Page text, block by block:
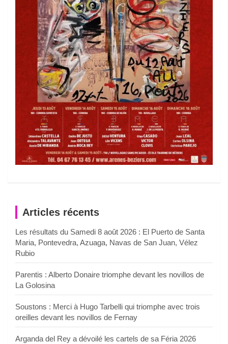
Articles récents
Les résultats du Samedi 8 août 2026 : El Puerto de Santa
Maria, Pontevedra, Azuaga, Navas de San Juan, Vélez
Rubio
Parentis : Alberto Donaire triomphe devant les novillos de
La Golosina
Soustons : Merci à Hugo Tarbelli qui triomphe avec trois
oreilles devant les novillos de Fernay
Arganda del Rey a dévoilé les cartels de sa Féria 2026